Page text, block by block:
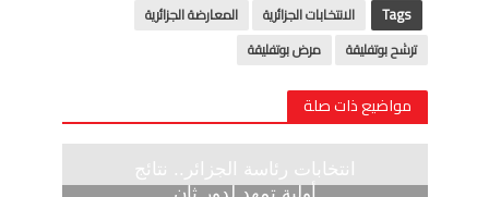
Tags الانتخابات الجزائرية
المعارضة الجزائرية
ترشح بوتفليقة
مرض بوتفليقة
مواضيع ذات صلة
انتخابات رئاسة الجزائر.. نتائج